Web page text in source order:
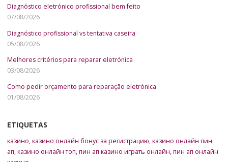
Diagnóstico eletrónico profissional bem feito
07/08/2026
Diagnóstico profissional vs tentativa caseira
05/08/2026
Melhores critérios para reparar eletrónica
03/08/2026
Como pedir orçamento para reparação eletrónica
01/08/2026
ETIQUETAS
казино,казино онлайн бонус за регистрацию,казино онлайн пин
ап,казино онлайн топ,пин ап казино играть онлайн,пин ап онлайн